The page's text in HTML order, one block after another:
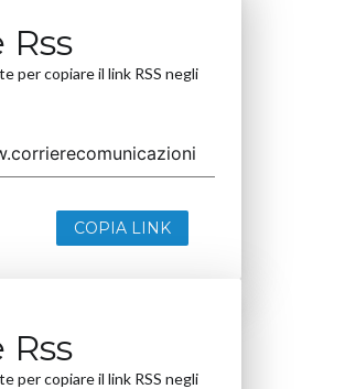
Rss
per copiare il link RSS negli
COPIA LINK
Rss
per copiare il link RSS negli